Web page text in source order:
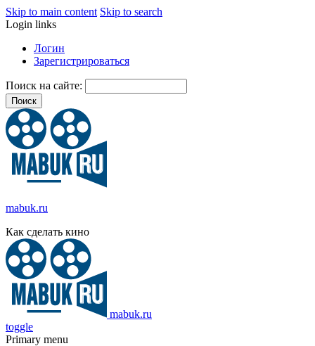
Skip to main content Skip to search
Login links
Логин
Зарегистрироваться
Поиск на сайте:
mabuk.ru
Как сделать кино
mabuk.ru
toggle
Primary menu